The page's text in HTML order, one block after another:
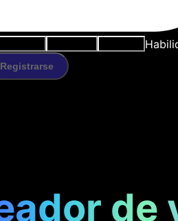
Registrarse
de